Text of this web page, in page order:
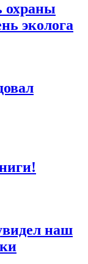
охраны
эколога
наш